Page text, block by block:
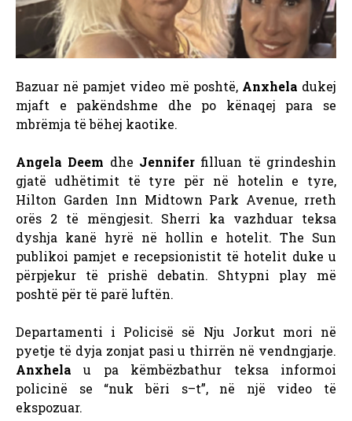
Bazuar në pamjet video më poshtë, Anxhela dukej
mjaft e pakëndshme dhe po kënaqej para se
mbrëmja të bëhej kaotike.
Angela Deem dhe Jennifer filluan të grindeshin
gjatë udhëtimit të tyre për në hotelin e tyre,
Hilton Garden Inn Midtown Park Avenue, rreth
orës 2 të mëngjesit. Sherri ka vazhduar teksa
dyshja kanë hyrë në hollin e hotelit. The Sun
publikoi pamjet e recepsionistit të hotelit duke u
përpjekur të prishë debatin. Shtypni play më
poshtë për të parë luftën.
Departamenti i Policisë së Nju Jorkut mori në
pyetje të dyja zonjat pasi u thirrën në vendngjarje.
Anxhela u pa këmbëzbathur teksa informoi
policinë se “nuk bëri s–t”, në një video të
ekspozuar.